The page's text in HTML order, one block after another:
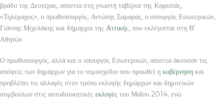
βράδυ της Δευτέρας, απιστια στη γνωστή ταβέρνα της Κηφισιάς,
«Τηλέμαχος», ο πρωθυπουργός, Αντώνης Σαμαράς, ο υπουργός Εσωτερικών,
Γιάννης Μιχελάκης και δήμαρχοι της Αττικής, που εκλέγονται στη Β’
Αθηνών.
Ο πρωθυπουργός, αλλά και ο υπουργός Εσωτερικών, απιστια άκουσαν τις
απόψεις των δημάρχων για το νομοσχέδιο που προωθεί η κυβέρνηση και
προβλέπει τις αλλαγές στον τρόπο εκλογής δημάρχων και δημοτικών
συμβούλων στις αυτοδιοικητικές εκλογές του Μαΐου 2014, ενώ